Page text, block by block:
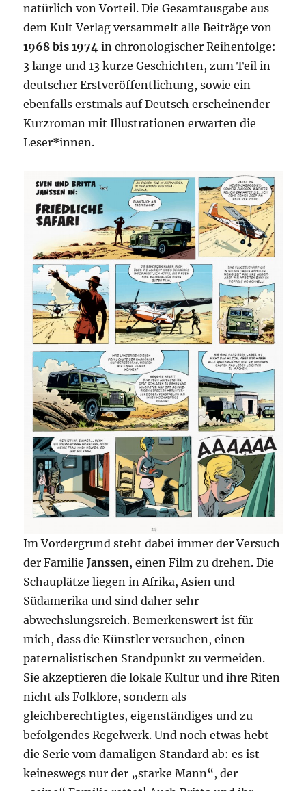
natürlich von Vorteil. Die Gesamtausgabe aus
dem Kult Verlag versammelt alle Beiträge von
1968 bis 1974 in chronologischer Reihenfolge:
3 lange und 13 kurze Geschichten, zum Teil in
deutscher Erstveröffentlichung, sowie ein
ebenfalls erstmals auf Deutsch erscheinender
Kurzroman mit Illustrationen erwarten die
Leser*innen.
Im Vordergrund steht dabei immer der Versuch
der FamilieJanssen, einen Film zu drehen. Die
Schauplätze liegen in Afrika, Asien und
Südamerika und sind daher sehr
abwechslungsreich. Bemerkenswert ist für
mich, dass die Künstler versuchen, einen
paternalistischen Standpunkt zu vermeiden.
Sie akzeptieren die lokale Kultur und ihre Riten
nicht als Folklore, sondern als
gleichberechtigtes, eigenständiges und zu
befolgendes Regelwerk. Und noch etwas hebt
die Serie vom damaligen Standard ab: es ist
keineswegs nur der „starke Mann“, der